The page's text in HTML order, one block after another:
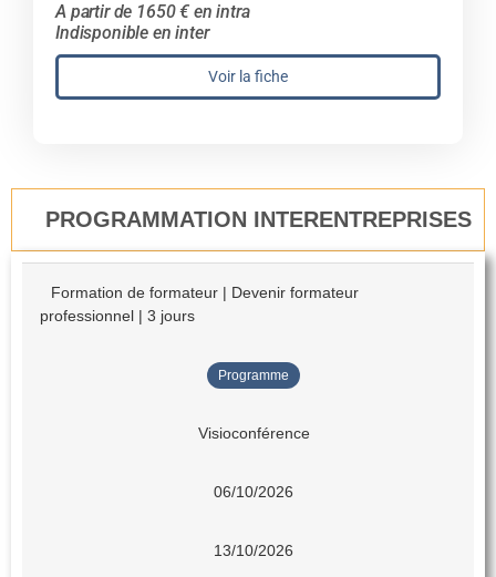
A partir de 1650 € en intra
Indisponible en inter
Voir la fiche
PROGRAMMATION INTERENTREPRISES
Formation de formateur | Devenir formateur
professionnel | 3 jours
Programme
Visioconférence
06/10/2026
13/10/2026